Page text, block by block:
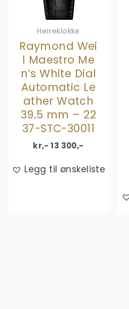
Herreklokke
Raymond Wei
l Maestro Me
n’s White Dial
Automatic Le
ather Watch
39.5 mm – 22
37-STC-30011
kr,- 13 300,-
Legg til ønskeliste